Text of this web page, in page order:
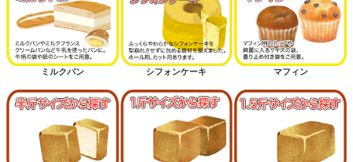
ミルクパン シフォンケーキ マフィン